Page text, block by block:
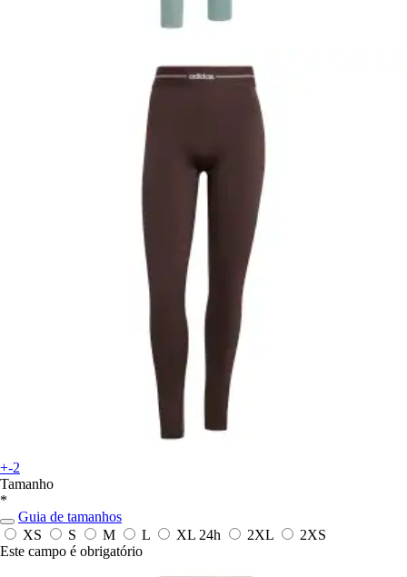
+-2
Tamanho
*
Guia de tamanhos
XS
S M L XL 24h 2XL
2XS
Este campo é obrigatório